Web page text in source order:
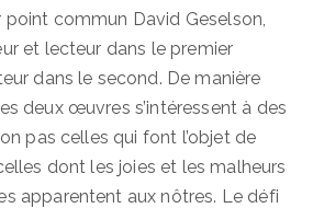
point commun David Geselson,
et lecteur dans le premier
dans le second. De manière
deux œuvres s’intéressent à des
pas celles qui font l’objet de
dont les joies et les malheurs
apparentent aux nôtres. Le défi